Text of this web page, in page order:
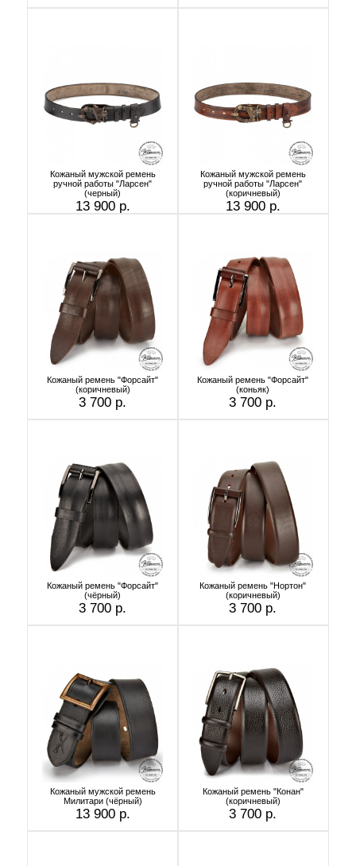
Кожаный мужской ремень
ручной работы "Ларсен"
(черный)
13 900 р.
Кожаный мужской ремень
ручной работы "Ларсен"
(коричневый)
13 900 р.
Кожаный ремень "Форсайт"
(коричневый)
3 700 р.
Кожаный ремень "Форсайт"
(коньяк)
3 700 р.
Кожаный ремень "Форсайт"
(чёрный)
3 700 р.
Кожаный ремень "Нортон"
(коричневый)
3 700 р.
Кожаный мужской ремень
Милитари (чёрный)
13 900 р.
Кожаный ремень "Конан"
(коричневый)
3 700 р.